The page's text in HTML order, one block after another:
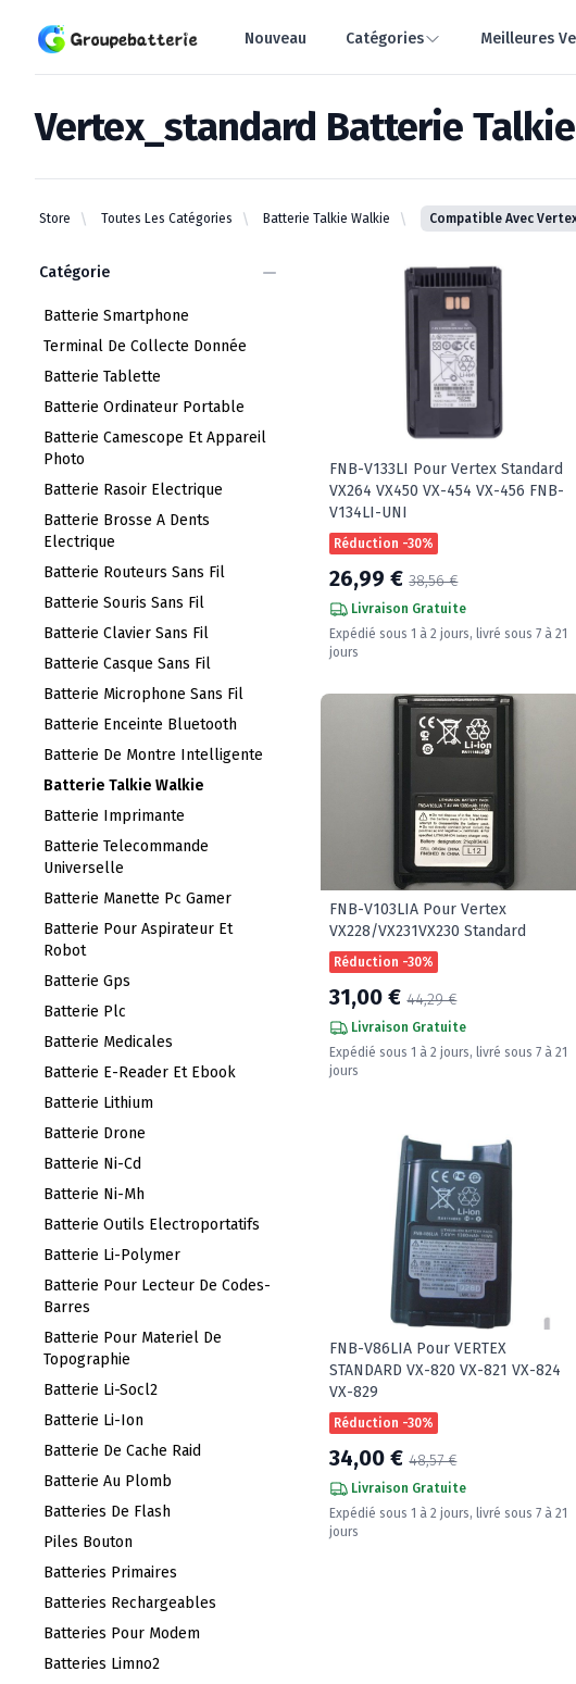
Groupebatterie.com Nouveau Catégories Meilleures
Vertex_standard Batterie
vertex_standard batterie talkie walkie
Store Toutes Les Catégories Batterie Talkie Walkie Compatible Avec
Catégorie
Batterie Smartphone
Terminal De Collecte Donnée
Batterie Tablette
Batterie Ordinateur Portable
Batterie Camescope Et Appareil
Photo
Batterie Rasoir Electrique
Batterie Brosse A Dents
Electrique
Batterie Routeurs Sans Fil
Batterie Souris Sans Fil
Batterie Clavier Sans Fil
Batterie Casque Sans Fil
Batterie Microphone Sans Fil
Batterie Enceinte Bluetooth
Batterie De Montre Intelligente
Batterie Talkie Walkie
Batterie Imprimante
Batterie Telecommande
Universelle
Batterie Manette Pc Gamer
Batterie Pour Aspirateur Et
Robot
Batterie Gps
Batterie Plc
Batterie Medicales
Batterie E-Reader Et Ebook
Batterie Lithium
Batterie Drone
Batterie Ni-Cd
Batterie Ni-Mh
Batterie Outils Electroportatifs
Batterie Li-Polymer
Batterie Pour Lecteur De Codes-
Barres
Batterie Pour Materiel De
Topographie
Batterie Li-Socl2
Batterie Li-Ion
Batterie De Cache Raid
Batterie Au Plomb
Batteries De Flash
Piles Bouton
Batteries Primaires
Batteries Rechargeables
Batteries Pour Modem
Batteries Limno2
FNB-V133LI Pour Vertex Standard
VX264 VX450 VX-454 VX-456 FNB-
V134LI-UNI
Réduction -30%
26,99 €38,56 €
Livraison Gratuite
Expédié sous 1 à 2 jours, livré sous 7 à 21
jours
FNB-V103LIA Pour Vertex
VX228/VX231VX230 Standard
Réduction -30%
31,00 €44,29 €
Livraison Gratuite
Expédié sous 1 à 2 jours, livré sous 7 à 21
jours
FNB-V86LIA Pour VERTEX
STANDARD VX-820 VX-821 VX-824
VX-829
Réduction -30%
34,00 €48,57 €
Livraison Gratuite
Expédié sous 1 à 2 jours, livré sous 7 à 21
jours